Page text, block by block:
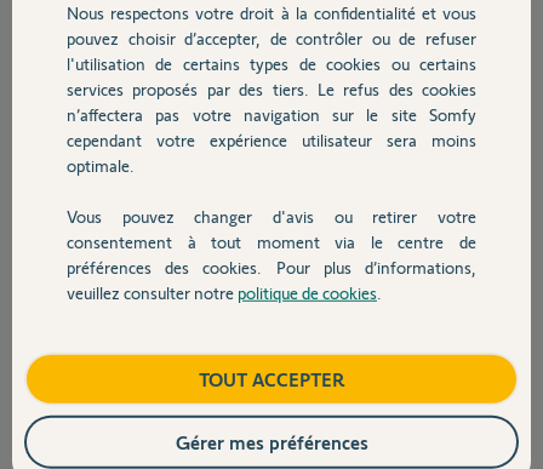
Chauffage
Autres produits
Devis avec un pro
Contact
il y a environ 6 ans
Participer au fil de discussion
Réponses
pour différencier une Keygo RTS d'une IO;
RTS = led rouge
Les Keygo IO ne sont dispo que sur sites spécialisés en ligne.
Anonyme il y a environ 6 ans
Nous respectons votre droit à la confidentialité et vous
pouvez choisir d’accepter, de contrôler ou de refuser
l'utilisation de certains types de cookies ou certains
services proposés par des tiers. Le refus des cookies
n’affectera pas votre navigation sur le site Somfy
cependant votre expérience utilisateur sera moins
optimale.
Vous pouvez changer d'avis ou retirer votre
consentement à tout moment via le centre de
préférences des cookies. Pour plus d’informations,
veuillez consulter notre politique de cookies
TOUT ACCEPTER
Gérer mes préférences